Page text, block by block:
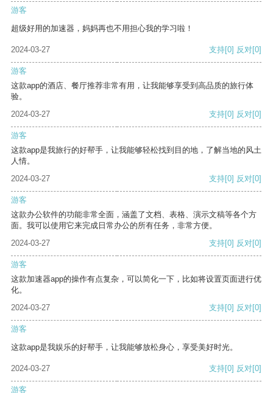
游客
超级好用的加速器，妈妈再也不用担心我的学习啦！
2024-03-27 支持[0] 反对[0]
游客
这款app的酒店、餐厅推荐非常有用，让我能够享受到高品质的旅行体
验。
2024-03-27
支持[0] 反对[0]
游客
这款app是我旅行的好帮手，让我能够轻松找到目的地，了解当地的风土
人情。
2024-03-27
支持[0] 反对[0]
游客
这款办公软件的功能非常全面，涵盖了文档、表格、演示文稿等各个方
面。我可以使用它来完成日常办公的所有任务，非常方便。
2024-03-27
支持[0] 反对[0]
游客
这款加速器app的操作有点复杂，可以简化一下，比如将设置页面进行优
化。
2024-03-27
支持[0] 反对[0]
游客
这款app是我娱乐的好帮手，让我能够放松身心，享受美好时光。
2024-03-27 支持[0] 反对[0]
游客